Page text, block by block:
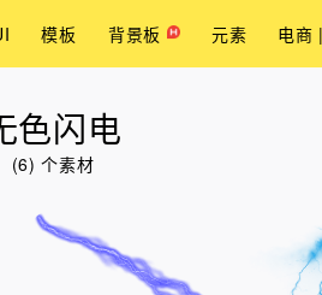
模板 背景板 元素 电商
色闪电
(6) 个素材